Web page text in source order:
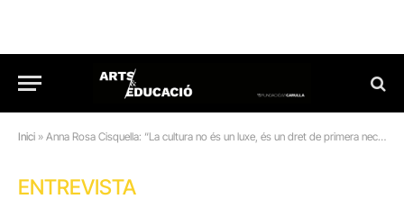
Inici » Anna Rosa Cisquella: “La cultura no és un luxe, és un dret de primera necessitat”
ENTREVISTA